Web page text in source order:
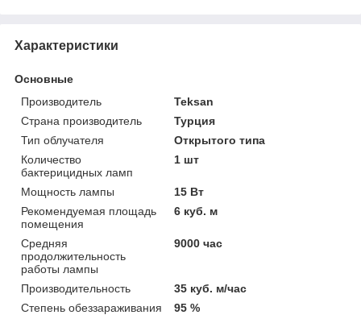
Характеристики
Основные
Производитель
Teksan
Страна производитель
Турция
Тип облучателя
Открытого типа
Количество
бактерицидных ламп
1 шт
Мощность лампы
15 Вт
Рекомендуемая площадь
помещения
6 куб. м
Средняя
продолжительность
работы лампы
9000 час
Производительность
35 куб. м/час
Степень обеззараживания
95 %